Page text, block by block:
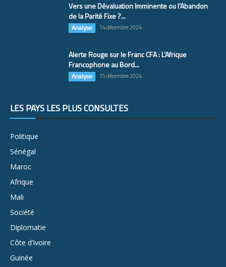
Vers une Dévaluation Imminente ou l’Abandon
de la Parité Fixe ?...
Analyse 14 décembre 2024
Alerte Rouge sur le Franc CFA : L’Afrique
Francophone au Bord...
Analyse 15 décembre 2024
LES PAYS LES PLUS CONSULTÉS
Politique
Sénégal
Maroc
Afrique
Mali
Société
Diplomatie
Côte d’Ivoire
Guinée